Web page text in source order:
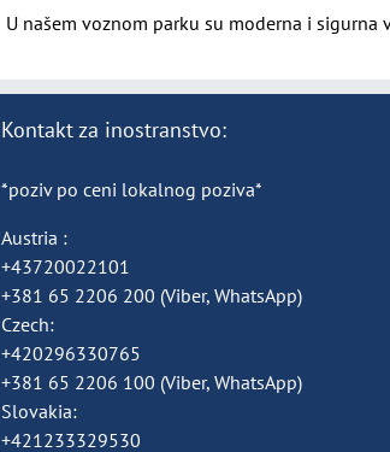
U našem voznom parku su moderna i
Kontakt za inostranstvo:
*poziv po ceni lokalnog poziva*
Austria :
+43720022101
+381 65 2206 200 (Viber, WhatsApp)
Czech:
+420296330765
+381 65 2206 100 (Viber, WhatsApp)
Slovakia:
+421233329530